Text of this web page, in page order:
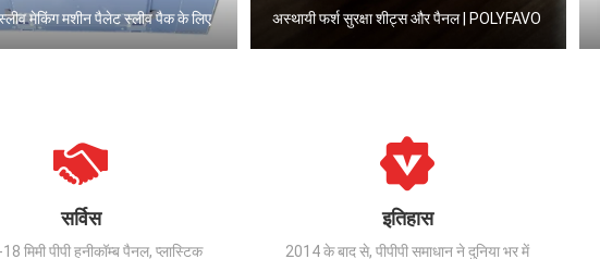
मेकिंग मशीन पैलेट स्लीव पैक के लिए
अस्थायी फर्श सुरक्षा शीट्स और पैनल | POLYFAVO
सर्विस
मिमी पीपी हनीकॉम्ब पैनल, प्लास्टिक
इतिहास
2014 के बाद से, पीपीपी समाधान ने दुनिया भर में